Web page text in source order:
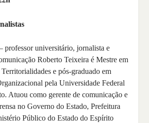
professor universitário, jornalista e
Roberto Teixeira é Mestre em
e pós-graduado em
pela Universidade Federal
Atuou como gerente de comunicação e
no Governo do Estado, Prefeitura
Público do Estado do Espírito